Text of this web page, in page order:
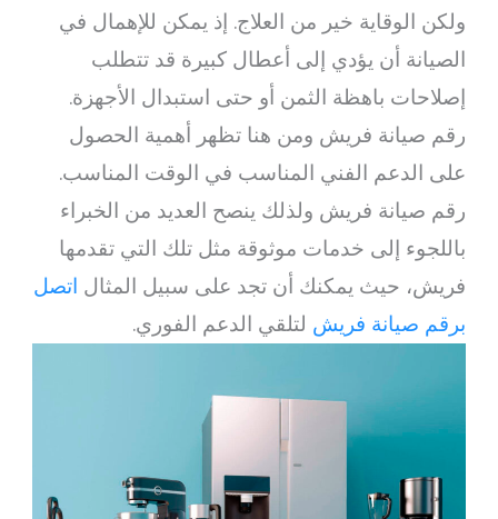
ولكن الوقاية خير من العلاج. إذ يمكن للإهمال في
الصيانة أن يؤدي إلى أعطال كبيرة قد تتطلب
إصلاحات باهظة الثمن أو حتى استبدال الأجهزة.
رقم صيانة فريش ومن هنا تظهر أهمية الحصول
على الدعم الفني المناسب في الوقت المناسب.
رقم صيانة فريش ولذلك ينصح العديد من الخبراء
باللجوء إلى خدمات موثوقة مثل تلك التي تقدمها
فريش، حيث يمكنك أن تجد على سبيل المثال اتصل
برقم صيانة فريش لتلقي الدعم الفوري.